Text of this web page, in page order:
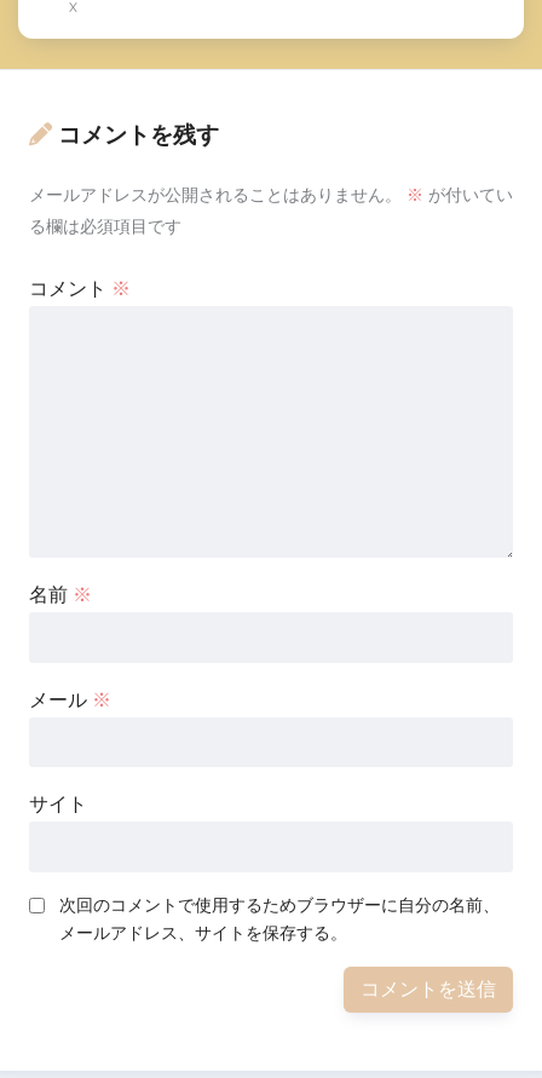
X
コメントを残す
メールアドレスが公開されることはありません。 ※ が付いてい
る欄は必須項目です
コメント ※
名前 ※
メール ※
サイト
次回のコメントで使用するためブラウザーに自分の名前、
メールアドレス、サイトを保存する。